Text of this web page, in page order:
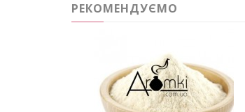
РЕКОМЕНДУЄМО